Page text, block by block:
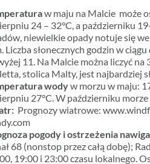
w maju na Malcie może
24 – 32°C, a październiku
niewielkie opady notuje się
Liczba słonecznych godzin w
11. Na Malcie można liczyć na
stolica Malty, jest najbardziej
wodyw morzu w maju:
27°C. W październiku morze
Prognozy wiatrowe:
pogody i ostrzeżenia
68 (nonstop przez całą dobę);
19:00 i 23:00 czasu lokalnego.